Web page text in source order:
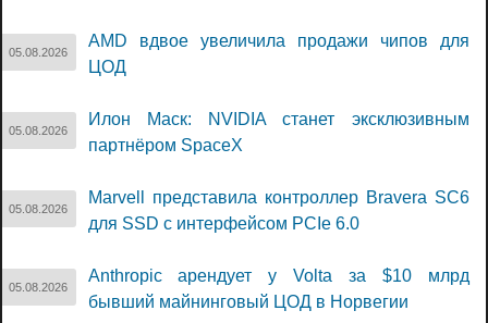
05.08.2026
AMD вдвое увеличила продажи чипов для
ЦОД
05.08.2026
Илон Маск: NVIDIA станет эксклюзивным
партнёром SpaceX
05.08.2026
Marvell представила контроллер Bravera SC6
для SSD с интерфейсом PCIe 6.0
05.08.2026
Anthropic арендует у Volta за $10 млрд
бывший майнинговый ЦОД в Норвегии